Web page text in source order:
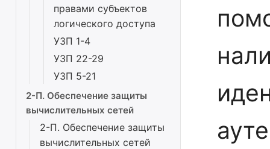
правами субъектов
логического доступа
УЗП 1-4
УЗП 22-29
УЗП 5-21
2-П. Обеспечение защиты
вычислительных сетей
2-П. Обеспечение защиты
вычислительных сетей